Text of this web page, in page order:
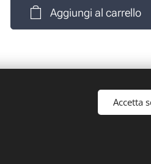
Aggiungi al carrello
(TO) - P. iva: 10161030019
Accetta